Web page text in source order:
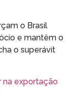
o Brasil
e mantêm o
o superávit
na exportação